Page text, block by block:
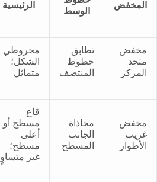
المخفض
الوسط
الرئيسية
مخفض
متحد
المركز
تطابق
خطوط
المنتصف
مخروطي
الشكل؛
متماثل
مخفض
غريب
الأطوار
محاذاة
الجانب
المسطح
قاع
مسطح أو
أعلى
مسطح؛
غير متساوٍ